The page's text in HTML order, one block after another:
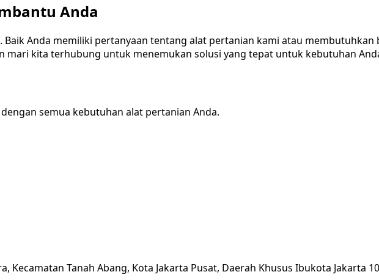
Anda
Baik Anda memiliki pertanyaan tentang alat pertanian kami atau
mari kita terhubung untuk menemukan solusi yang tepat untuk kebutuhan
semua kebutuhan alat pertanian Anda.
Kecamatan Tanah Abang, Kota Jakarta Pusat, Daerah Khusus Ibukota Jakarta